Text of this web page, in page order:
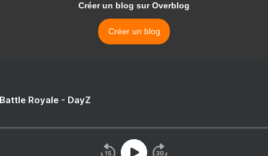
Créer un blog sur Overblog
Créer un blog
Royale - DayZ